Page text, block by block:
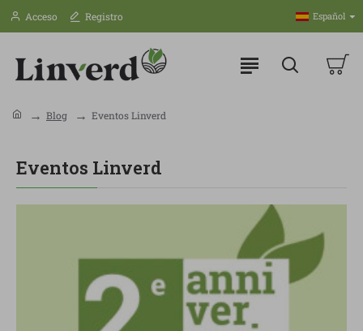
Acceso Registro Español
Blog Eventos Linverd
Eventos Linverd